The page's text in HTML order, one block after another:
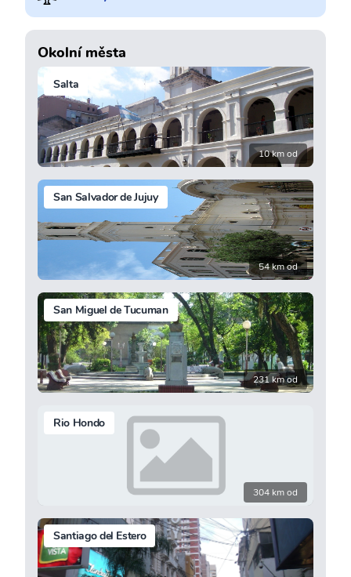
Okolní města
Salta
10 km od
San Salvador de Jujuy
54 km od
San Miguel de Tucuman
231 km od
Rio Hondo
304 km od
Santiago del Estero